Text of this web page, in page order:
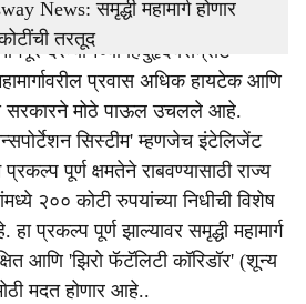
दरम्यानच्या हिंदुहृदयसम्राट
प्रवास अधिक हायटेक आणि
सरकारने मोठे पाऊल उचलले आहे.
सिस्टीम' म्हणजेच इंटेलिजेंट
पूर्ण क्षमतेने राबवण्यासाठी राज्य
२०० कोटी रुपयांच्या निधीची विशेष
प्रकल्प पूर्ण झाल्यावर समृद्धी महामार्ग
आणि 'झिरो फॅटॅलिटी कॉरिडॉर' (शून्य
मदत होणार आहे..